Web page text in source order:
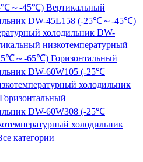
～-45℃) Вертикальный
DW-45L158 (-25℃～-45℃)
холодильник DW-
низкотемпературный
～-65℃) Горизонтальный
DW-60W105 (-25℃
холодильник
Горизонтальный
DW-60W308 (-25℃
холодильник
категории